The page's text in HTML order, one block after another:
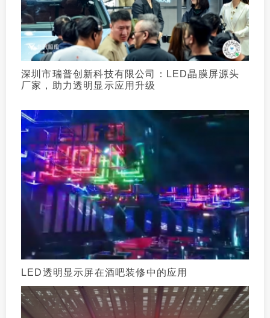
深圳市瑞普创新科技有限公司：LED晶膜屏源头
厂家，助力透明显示应用升级
LED透明显示屏在酒吧装修中的应用